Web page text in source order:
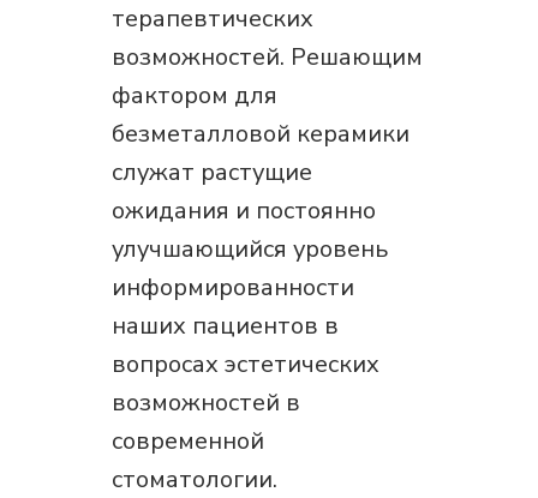
терапевтических
возможностей. Решающим
фактором для
безметалловой керамики
служат растущие
ожидания и постоянно
улучшающийся уровень
информированности
наших пациентов в
вопросах эстетических
возможностей в
современной
стоматологии.